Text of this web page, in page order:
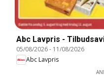
Abc Lavpris -
05/08/2026- 11/08/2026
Abc Lavpris